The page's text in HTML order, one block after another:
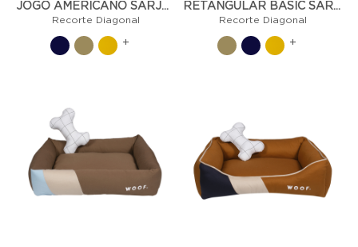
JOGO AMERICANO SARJA - RECORTE DIAGONAL
Recorte Diagonal
+
RETANGULAR BASIC SARJA - RECORTE DIAGONAL
Recorte Diagonal
+